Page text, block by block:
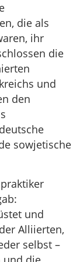
die als
ihr
die
und
den
sowjetische
und
Alliierten,
selbst –